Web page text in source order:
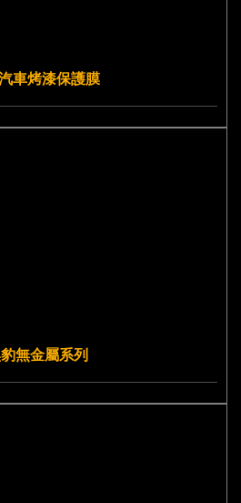
車烤漆保護膜
無金屬系列